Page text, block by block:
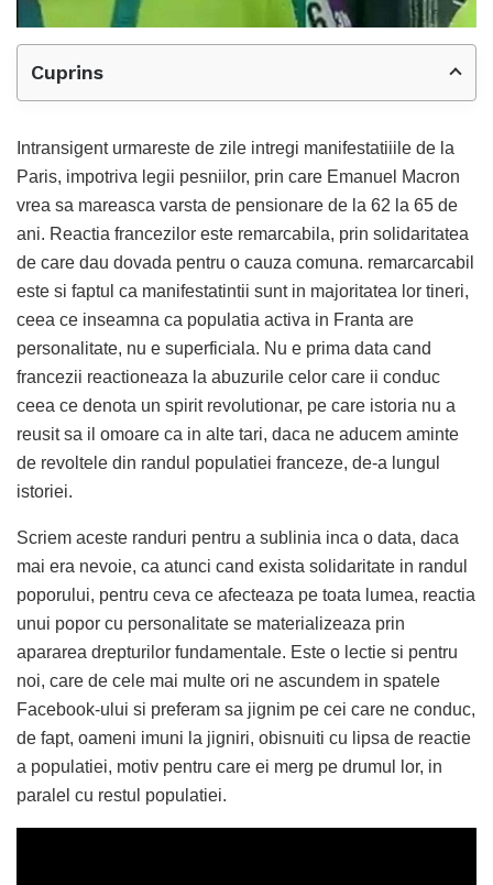
Cuprins
Intransigent urmareste de zile intregi manifestatiiile de la
Paris, impotriva legii pesniilor, prin care Emanuel Macron
vrea sa mareasca varsta de pensionare de la 62 la 65 de
ani. Reactia francezilor este remarcabila, prin solidaritatea
de care dau dovada pentru o cauza comuna. remarcarcabil
este si faptul ca manifestatintii sunt in majoritatea lor tineri,
ceea ce inseamna ca populatia activa in Franta are
personalitate, nu e superficiala. Nu e prima data cand
francezii reactioneaza la abuzurile celor care ii conduc
ceea ce denota un spirit revolutionar, pe care istoria nu a
reusit sa il omoare ca in alte tari, daca ne aducem aminte
de revoltele din randul populatiei franceze, de-a lungul
istoriei.
Scriem aceste randuri pentru a sublinia inca o data, daca
mai era nevoie, ca atunci cand exista solidaritate in randul
poporului, pentru ceva ce afecteaza pe toata lumea, reactia
unui popor cu personalitate se materializeaza prin
apararea drepturilor fundamentale. Este o lectie si pentru
noi, care de cele mai multe ori ne ascundem in spatele
Facebook-ului si preferam sa jignim pe cei care ne conduc,
de fapt, oameni imuni la jigniri, obisnuiti cu lipsa de reactie
a populatiei, motiv pentru care ei merg pe drumul lor, in
paralel cu restul populatiei.